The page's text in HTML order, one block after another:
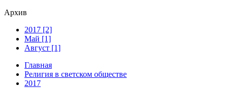
Архив
2017 [2]
Май [1]
Август [1]
Главная
Религия в светском обществе
2017